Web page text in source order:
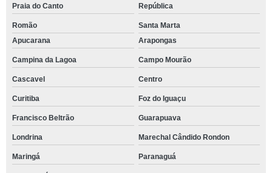
Praia do Canto República
Romão
Santa Marta
Apucarana
Arapongas
Campina da Lagoa Campo Mourão
Cascavel Centro
Curitiba Foz do Iguaçu
Francisco Beltrão Guarapuava
Londrina Marechal Cândido Rondon
Maringá Paranaguá